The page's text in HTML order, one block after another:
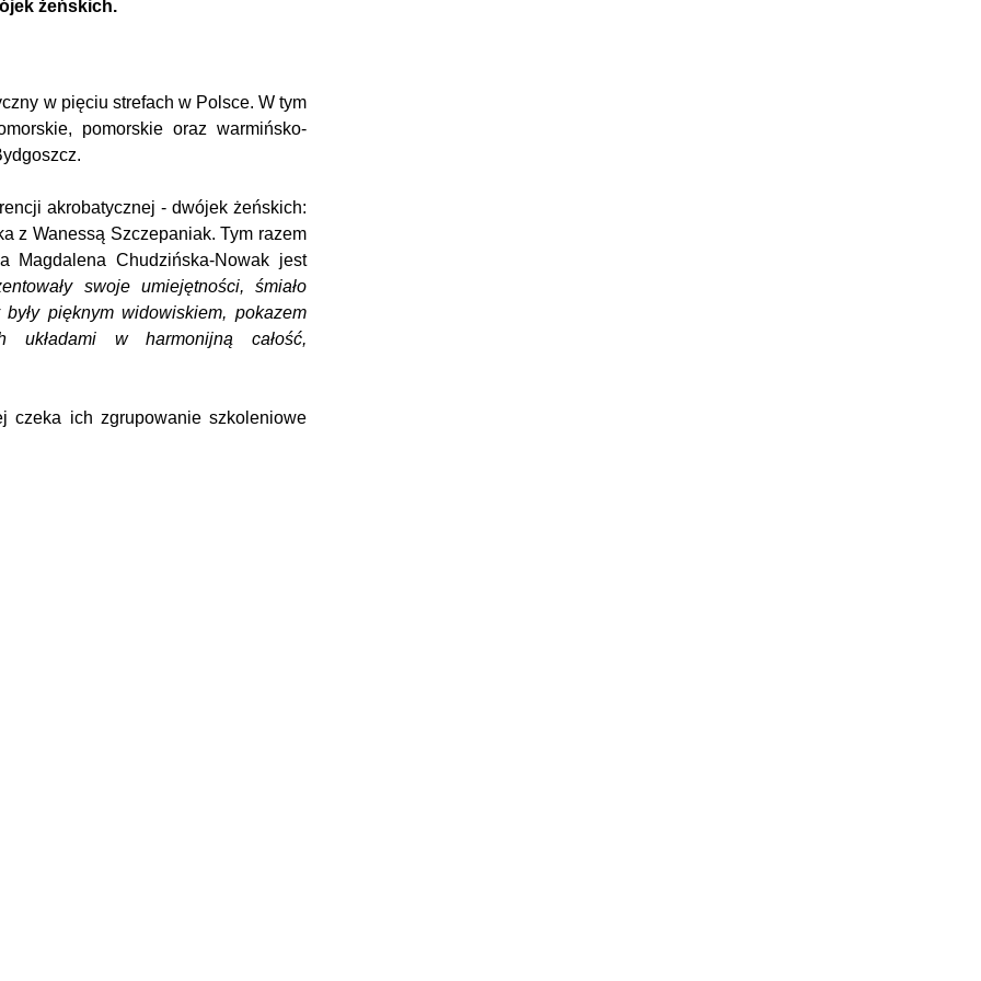
żeńskich.
w pięciu strefach w Polsce. W tym
pomorskie oraz warmińsko-
akrobatycznej - dwójek żeńskich:
z Wanessą Szczepaniak. Tym razem
Magdalena Chudzińska-Nowak jest
swoje umiejętności, śmiało
pięknym widowiskiem, pokazem
układami w harmonijną całość,
czeka ich zgrupowanie szkoleniowe